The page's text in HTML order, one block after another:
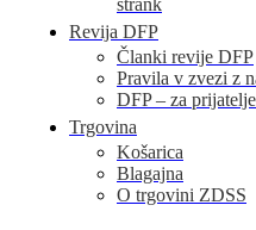
strank
Revija DFP
Članki revije DFP
Pravila v zvezi z
DFP – za
Trgovina
Košarica
Blagajna
O trgovini ZDSS